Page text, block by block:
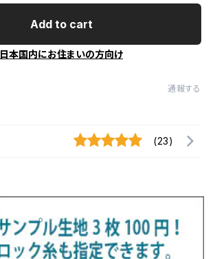
Add to cart
日本国内にお住まいの方向け
通報する
(23)